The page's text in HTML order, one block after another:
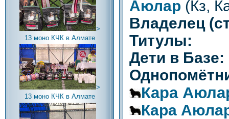
>
13 моно КЧК в Алмате
>
13 моно КЧК в Алмате
Аюлар (Кз,
Владелец
Титулы:
Дети в Базе:
Кара
Кара